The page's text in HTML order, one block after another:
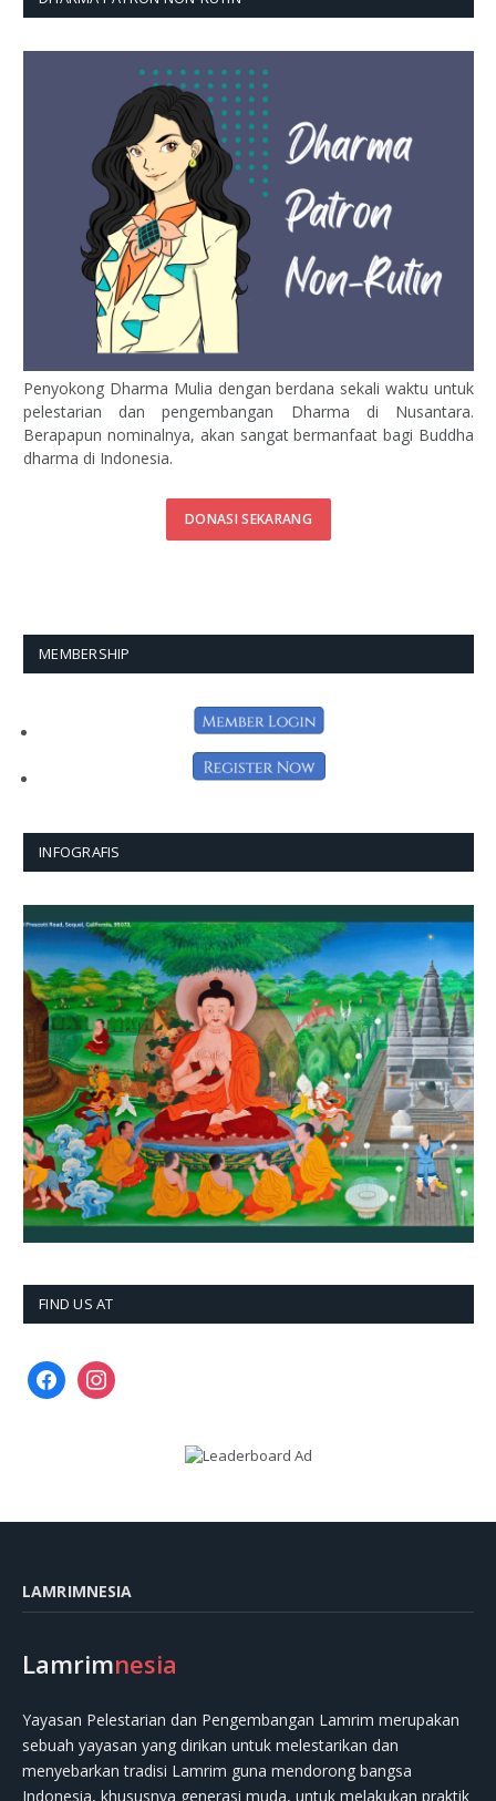
Penyokong Dharma Mulia dengan berdana sekali waktu untuk
pelestarian dan pengembangan Dharma di Nusantara.
Berapapun nominalnya, akan sangat bermanfaat bagi Buddha
dharma di Indonesia.
DONASI SEKARANG
MEMBERSHIP
INFOGRAFIS
FIND US AT
facebookinstagram
LAMRIMNESIA
Lamrimnesia
Yayasan Pelestarian dan Pengembangan Lamrim merupakan
sebuah yayasan yang dirikan untuk melestarikan dan
menyebarkan tradisi Lamrim guna mendorong bangsa
Indonesia, khususnya generasi muda, untuk melakukan praktik